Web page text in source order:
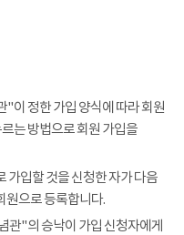
이 정한 가입 양식에 따라 회원
는 방법으로 회원 가입을
가입할 것을 신청한 자가 다음
원으로 등록합니다.
관"의 승낙이 가입 신청자에게